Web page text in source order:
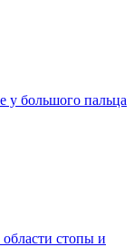
у большого пальца
стопы и